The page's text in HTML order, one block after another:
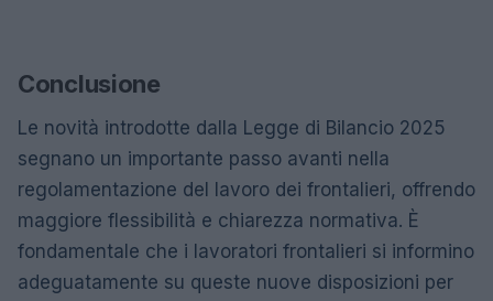
Conclusione
Le novità introdotte dalla Legge di Bilancio 2025
segnano un importante passo avanti nella
regolamentazione del lavoro dei frontalieri, offrendo
maggiore flessibilità e chiarezza normativa. È
fondamentale che i lavoratori frontalieri si informino
adeguatamente su queste nuove disposizioni per